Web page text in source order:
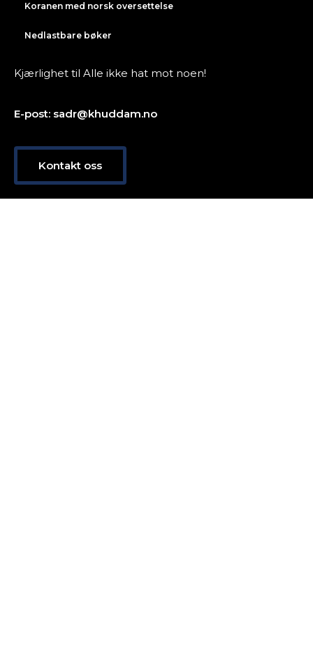
Koranen med norsk oversettelse
Nedlastbare bøker
Kjærlighet til Alle ikke hat mot noen!
E-post: sadr@khuddam.no
Kontakt oss